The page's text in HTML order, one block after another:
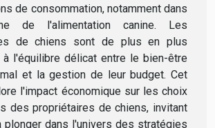
de consommation, notamment dans
de l'alimentation canine. Les
de chiens sont de plus en plus
à l'équilibre délicat entre le bien-être
et la gestion de leur budget. Cet
l'impact économique sur les choix
des propriétaires de chiens, invitant
plonger dans l'univers des stratégies